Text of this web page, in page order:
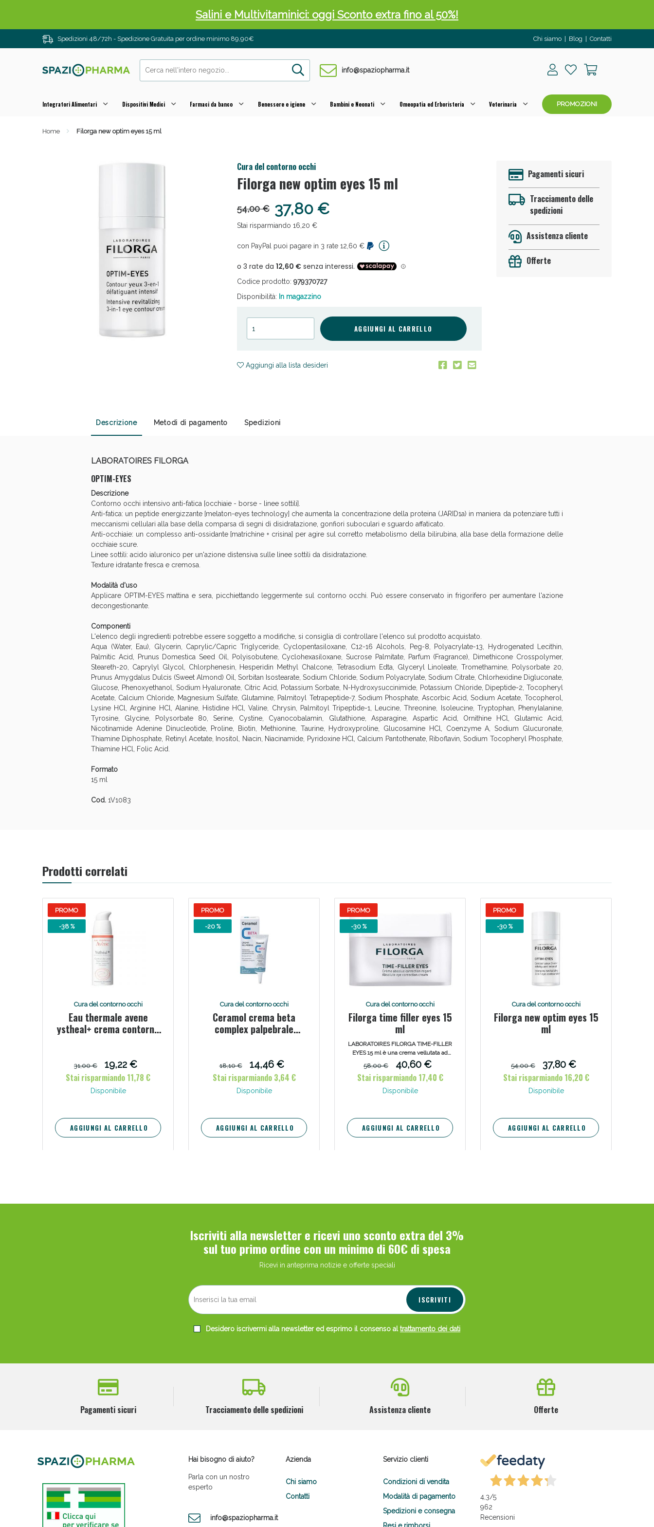
Spedizioni 48/72h - Spedizione Gratuita per ordine minimo 89,90€ Chi siamo Blog Contatti
info@spaziopharma.it
Integratori Alimentari Dispositivi Medici Farmaci da banco Benessere e igiene Bambini e Neonati Omeopatia ed Erboristeria Veterinaria PROMOZIONI
Home Filorga new optim eyes 15 ml
Cura del contorno occhi
Filorga new optim eyes 15 ml
54,00 € 37,80 €
Stai risparmiando 16,20 €
con PayPal puoi pagare in 3 rate 12,60 €
Codice prodotto: 979370727
Disponibilità: In magazzino
AGGIUNGI AL CARRELLO
Aggiungi alla lista desideri
Pagamenti sicuri
Tracciamento delle
spedizioni
Assistenza cliente
Offerte
Descrizione Metodi di pagamento Spedizioni
LABORATOIRES FILORGA
OPTIM-EYES
Descrizione
Contorno occhi intensivo anti-fatica [occhiaie - borse - linee sottili].
Anti-fatica: un peptide energizzante [melaton-eyes technology] che aumenta la concentrazione della proteina (JARID1a) in maniera da potenziare tutti i
meccanismi cellulari alla base della comparsa di segni di disidratazione, gonfiori suboculari e sguardo affaticato.
Anti-occhiaie: un complesso anti-ossidante [matrichine + crisina] per agire sul corretto metabolismo della bilirubina, alla base della formazione delle
occhiaie scure.
Linee sottili: acido ialuronico per un'azione distensiva sulle linee sottili da disidratazione.
Texture idratante fresca e cremosa.
Modalità d'uso
Applicare OPTIM-EYES mattina e sera, picchiettando leggermente sul contorno occhi. Può essere conservato in frigorifero per aumentare l'azione
decongestionante.
Componenti
L'elenco degli ingredienti potrebbe essere soggetto a modifiche, si consiglia di controllare l'elenco sul prodotto acquistato.
Aqua (Water, Eau), Glycerin, Caprylic/Capric Triglyceride, Cyclopentasiloxane, C12-16 Alcohols, Peg-8, Polyacrylate-13, Hydrogenated Lecithin,
Palmitic Acid, Prunus Domestica Seed Oil, Polyisobutene, Cyclohexasiloxane, Sucrose Palmitate, Parfum (Fragrance), Dimethicone Crosspolymer,
Steareth-20, Caprylyl Glycol, Chlorphenesin, Hesperidin Methyl Chalcone, Tetrasodium Edta, Glyceryl Linoleate, Tromethamine, Polysorbate 20,
Prunus Amygdalus Dulcis (Sweet Almond) Oil, Sorbitan Isostearate, Sodium Chloride, Sodium Polyacrylate, Sodium Citrate, Chlorhexidine Digluconate,
Glucose, Phenoxyethanol, Sodium Hyaluronate, Citric Acid, Potassium Sorbate, N-Hydroxysuccinimide, Potassium Chloride, Dipeptide-2, Tocopheryl
Acetate, Calcium Chloride, Magnesium Sulfate, Glutamine, Palmitoyl Tetrapeptide-7, Sodium Phosphate, Ascorbic Acid, Sodium Acetate, Tocopherol,
Lysine HCl, Arginine HCl, Alanine, Histidine HCl, Valine, Chrysin, Palmitoyl Tripeptide-1, Leucine, Threonine, Isoleucine, Tryptophan, Phenylalanine,
Tyrosine, Glycine, Polysorbate 80, Serine, Cystine, Cyanocobalamin, Glutathione, Asparagine, Aspartic Acid, Ornithine HCl, Glutamic Acid,
Nicotinamide Adenine Dinucleotide, Proline, Biotin, Methionine, Taurine, Hydroxyproline, Glucosamine HCl, Coenzyme A, Sodium Glucuronate,
Thiamine Diphosphate, Retinyl Acetate, Inositol, Niacin, Niacinamide, Pyridoxine HCl, Calcium Pantothenate, Riboflavin, Sodium Tocopheryl Phosphate,
Thiamine HCl, Folic Acid.
Formato
15 ml
Cod. 1V1083
Prodotti correlati
PROMO
-38 %
Cura del contorno occhi
Eau thermale avene
ystheal+ crema contorno
31,00 €
19,22 €
Stai risparmiando 11,78 €
Disponibile
AGGIUNGI AL CARRELLO
PROMO
-20 %
Cura del contorno occhi
Ceramol crema beta
complex palpebrale
18,10 €
14,46 €
Stai risparmiando 3,64 €
Disponibile
AGGIUNGI AL CARRELLO
PROMO
-30 %
Cura del contorno occhi
Filorga time filler eyes 15
ml
LABORATOIRES FILORGA TIME-FILLER
EYES 15 ml è una crema vellutata ad
azione antirughe, liftante per palpebre e
ciglia e anti occhiaie. Tutta l'esperienza
filorga in medicina estetica concentrata
in un contorno occhi per ridurre rughe e
occhiaie, risollevare le palpebre e
58,00 €
40,60 €
Stai risparmiando 17,40 €
Disponibile
AGGIUNGI AL CARRELLO
PROMO
-30 %
Cura del contorno occhi
Filorga new optim eyes 15
ml
54,00 €
37,80 €
Stai risparmiando 16,20 €
Disponibile
AGGIUNGI AL CARRELLO
Iscriviti alla newsletter e ricevi uno sconto extra del 3%
sul tuo primo ordine con un minimo di 60€ di spesa
Ricevi in anteprima notizie e offerte speciali
ISCRIVITI
Desidero iscrivermi alla newsletter ed esprimo il consenso al trattamento dei dati
Pagamenti sicuri Tracciamento delle spedizioni Assistenza cliente Offerte
Hai bisogno di aiuto?
Parla con un nostro
esperto
info@spaziopharma.it
Azienda
Chi siamo
Contatti
Servizio clienti
Condizioni di vendita
Modalità di pagamento
Spedizioni e consegna
Resi e rimborsi
4,3/5
962
Recensioni
Salini e Multivitaminici: oggi Sconto extra fino al 50%!
Anticellulite e Fanghi: Sconto fino al 40% valido oggi!
Vie Urinarie e Prostata: Sconti fino al 45% oggi!
Benessere Intestinale: Sconto fino al 55% valido oggi!